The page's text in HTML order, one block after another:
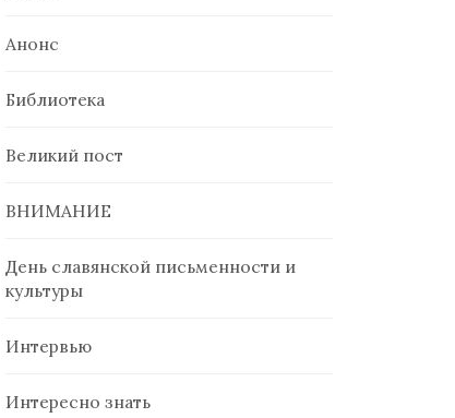
Анонс
Библиотека
Великий пост
ВНИМАНИЕ
День славянской письменности и
культуры
Интервью
Интересно знать